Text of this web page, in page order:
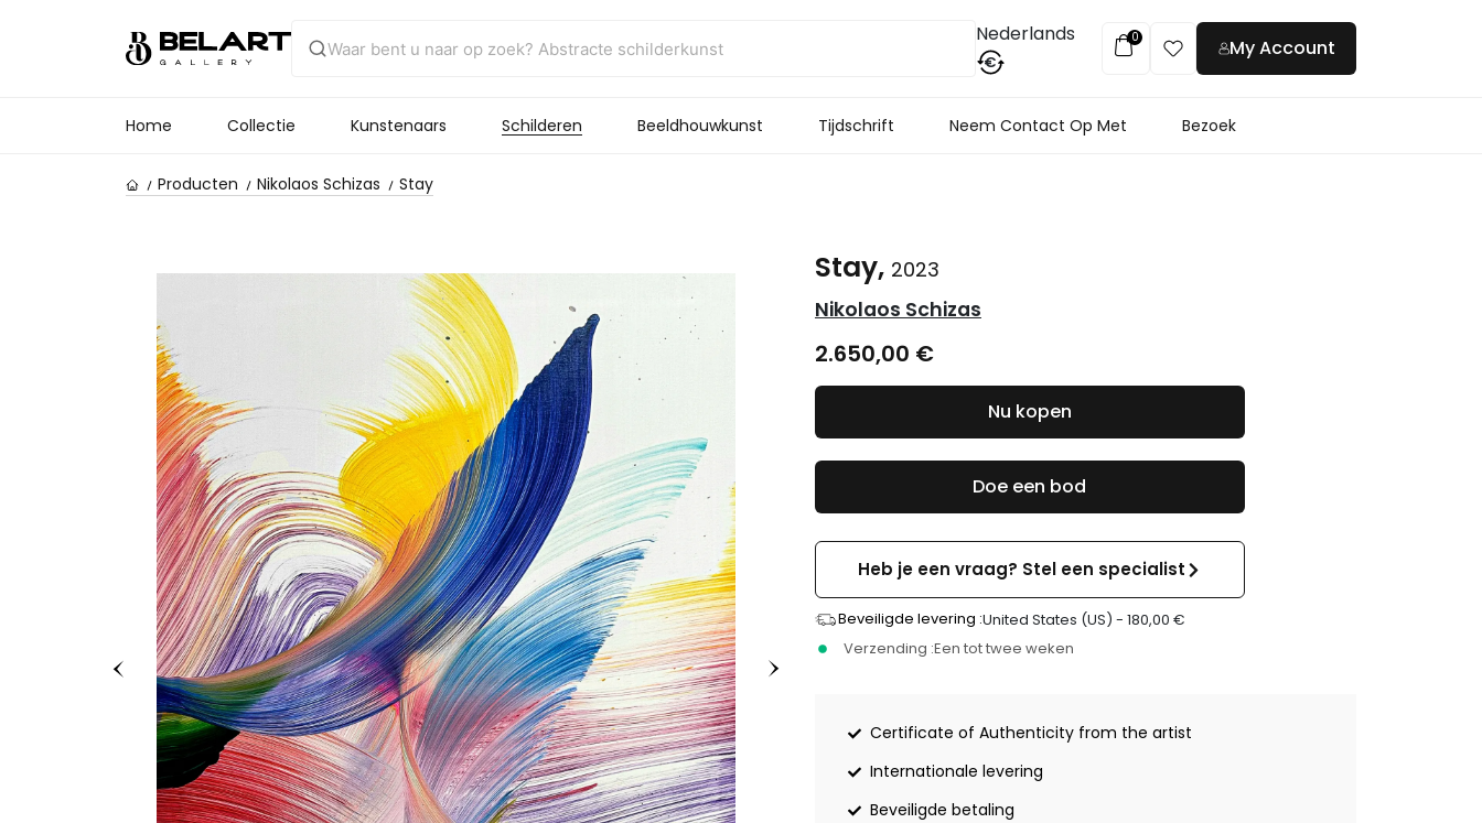
Nederlands
€
0 My Account
Home Collectie Kunstenaars Schilderen Beeldhouwkunst Tijdschrift Neem Contact Op Met Bezoek
Producten Nikolaos Schizas Stay
Stay, 2023
Nikolaos Schizas
2.650,00 €
Doe een bod
Heb je een vraag? Stel een specialist
Beveiligde levering :United States (US) -180,00€
Verzending :Een tot twee weken
Certificate of Authenticity from the artist
Internationale levering
Beveiligde betaling
Nu kopen